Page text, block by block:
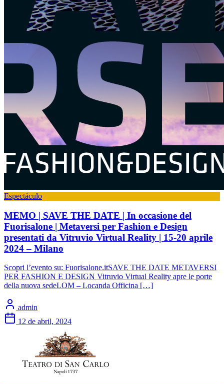
Espectáculo
MEMO | SAVE THE DATE | In occasione del
Fuorisalone | Metaversi per Fashion e Design
presentati da Vitruvio Virtual Reality | 15-20 aprile
2024 – Milano
Scopri l’evento su: Fuorisalone.itSAVE THE DATE METAVERSI
PER FASHION E DESIGN Vitruvio Virtual Reality apre le porte
della nuova sedeLOM – Locanda Officina […]
admin
12 de abril, 2024